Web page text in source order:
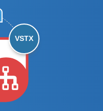
VSTX